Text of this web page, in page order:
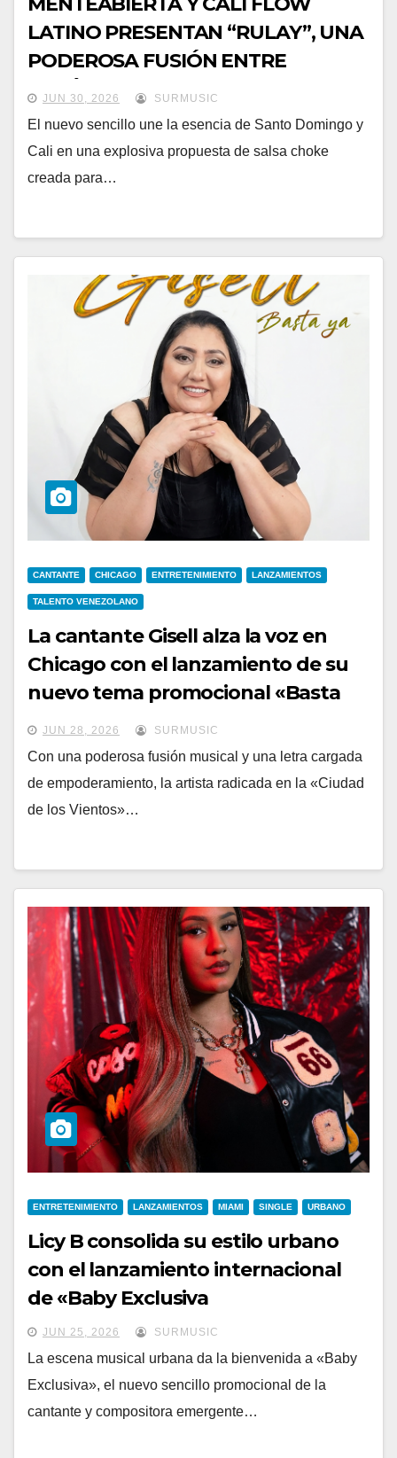
LATINO PRESENTAN “RULAY”, UNA
PODEROSA FUSIÓN ENTRE
REPÚBLICA DOMINICANA Y
COLOMBIA
JUN 30, 2026 SURMUSIC
El nuevo sencillo une la esencia de Santo Domingo y
Cali en una explosiva propuesta de salsa choke
creada para…
CANTANTE CHICAGO ENTRETENIMIENTO LANZAMIENTOS
TALENTO VENEZOLANO
La cantante Gisell alza la voz en
Chicago con el lanzamiento de su
nuevo tema promocional «Basta
Ya»JUN 28, 2026 SURMUSIC
Con una poderosa fusión musical y una letra cargada
de empoderamiento, la artista radicada en la «Ciudad
de los Vientos»…
ENTRETENIMIENTO LANZAMIENTOS MIAMI SINGLE URBANO
Licy B consolida su estilo urbano
con el lanzamiento internacional
de «Baby Exclusiva
JUN 25, 2026 SURMUSIC
La escena musical urbana da la bienvenida a «Baby
Exclusiva», el nuevo sencillo promocional de la
cantante y compositora emergente…